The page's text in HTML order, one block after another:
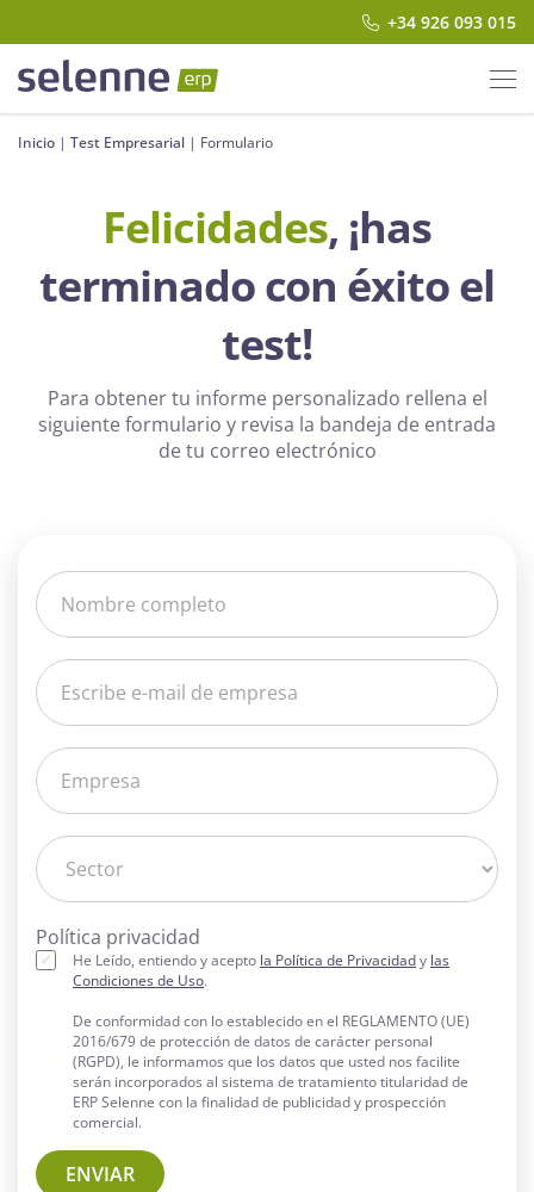
+34 926 093 015
Inicio | Test Empresarial | Formulario
Felicidades, ¡has
terminado con éxito el
test!
Para obtener tu informe personalizado rellena el
siguiente formulario y revisa la bandeja de entrada
de tu correo electrónico
Política privacidad
He Leído, entiendo y acepto la Política de Privacidady las
Condiciones de Uso.
De conformidad con lo establecido en el REGLAMENTO (UE)
2016/679 de protección de datos de carácter personal
(RGPD), le informamos que los datos que usted nos facilite
serán incorporados al sistema de tratamiento titularidad de
ERP Selenne con la finalidad de publicidad y prospección
comercial.
ENVIAR